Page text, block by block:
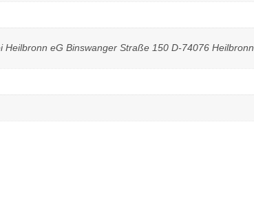
Heilbronn eG Binswanger Straße 150 D-74076 Heilbronn